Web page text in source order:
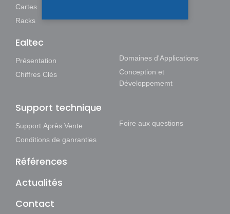
Cartes
Racks
Ealtec
Présentation
Chiffres Clés
Domaines d'Applications
Conception et
Développememt
Support technique
Support Après Vente
Conditions de ganranties
Foire aux questions
Références
Actualités
Contact